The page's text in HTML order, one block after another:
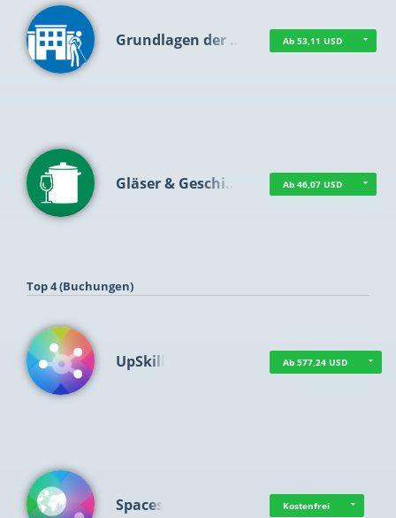
Grundlagen der … Ab 53,11 USD
Gläser & Geschi… Ab 46,07 USD
Top 4 (Buchungen)
UpSkill Ab 577,24 USD
Spaces Kostenfrei